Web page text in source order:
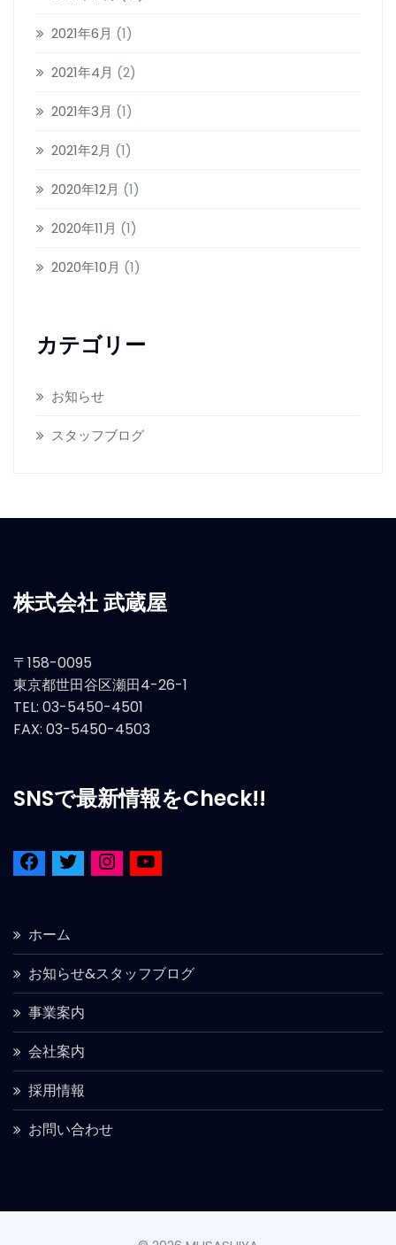
2021年6月 (1)
2021年4月 (2)
2021年3月 (1)
2021年2月 (1)
2020年12月 (1)
2020年11月 (1)
2020年10月 (1)
カテゴリー
お知らせ
スタッフブログ
株式会社 武蔵屋
〒158-0095
東京都世田谷区瀬田4-26-1
TEL: 03-5450-4501
FAX: 03-5450-4503
SNSで最新情報をCheck!!
ホーム
お知らせ&スタッフブログ
事業案内
会社案内
採用情報
お問い合わせ